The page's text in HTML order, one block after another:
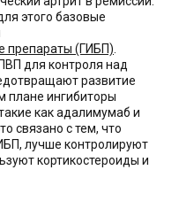
этого базовые
препараты (ГИБП)
для контроля над
развитие
плане ингибиторы
как адалимумаб и
связано с тем, что
лучше контролируют
кортикостероиды и